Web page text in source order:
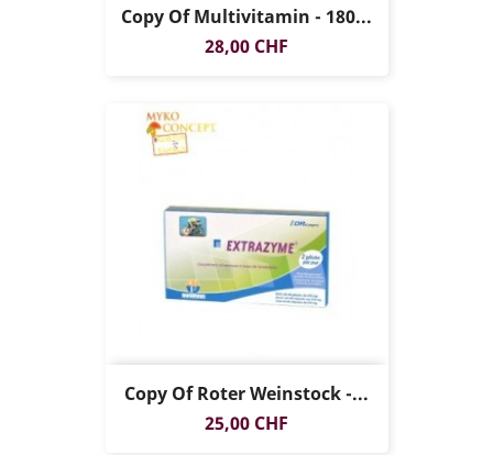
Copy Of Multivitamin - 180...
Preis
28,00 CHF
Copy Of Roter Weinstock -...
Preis
25,00 CHF